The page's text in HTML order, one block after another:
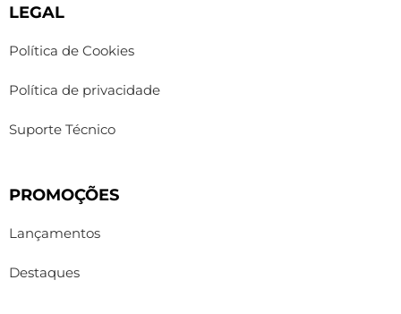
LEGAL
Política de Cookies
Política de privacidade
Suporte Técnico
PROMOÇÕES
Lançamentos
Destaques